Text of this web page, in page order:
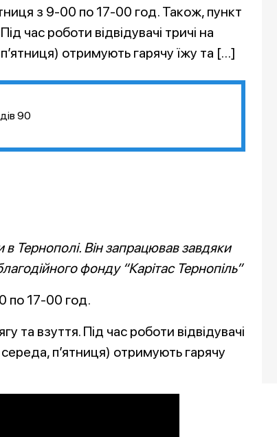
з 9-00 по 17-00 год. Також, пункт
час роботи відвідувачі тричі на
отримують гарячу їжу та […]
90
в Тернополі. Він запрацював завдяки
фонду “Карітас Тернопіль”
по 17-00 год.
та взуття. Під час роботи відвідувачі
п’ятниця) отримують гарячу